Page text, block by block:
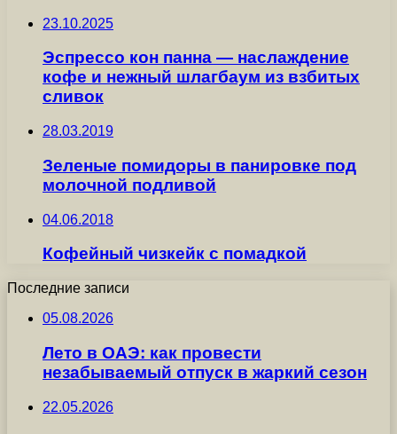
23.10.2025
Эспрессо кон панна — наслаждение
кофе и нежный шлагбаум из взбитых
сливок
28.03.2019
Зеленые помидоры в панировке под
молочной подливой
04.06.2018
Кофейный чизкейк с помадкой
Последние записи
05.08.2026
Лето в ОАЭ: как провести
незабываемый отпуск в жаркий сезон
22.05.2026